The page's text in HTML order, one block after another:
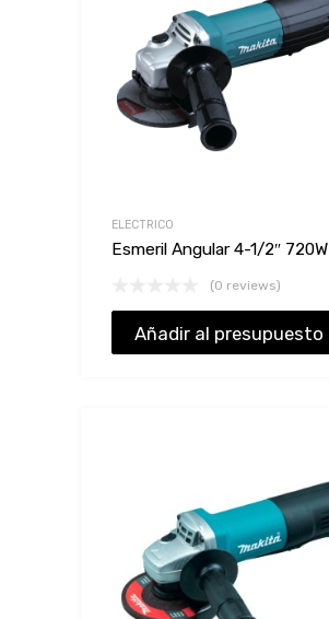
ELECTRICO
Esmeril Angular 4-1/2″ 720W
(0 reviews)
Añadir al presupuesto